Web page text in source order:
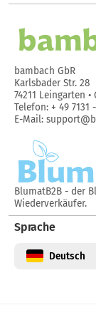
bambach GbR
Karlsbader Str. 28
74211 Leingarten •
Telefon: + 49 7131
E-Mail:
BlumatB2B - der
Wiederverkäufer.
Sprache
Deutsch